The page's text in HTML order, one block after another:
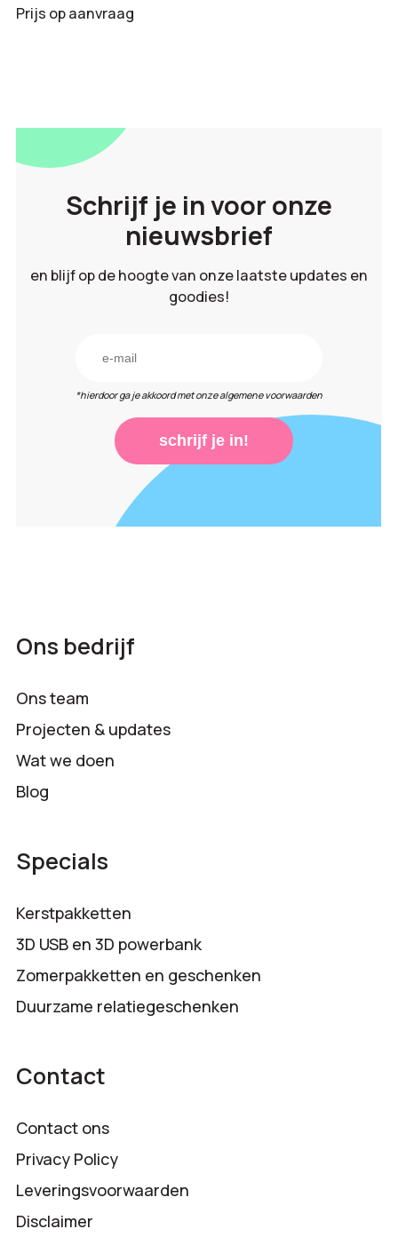
Prijs op aanvraag
Schrijf je in voor onze
nieuwsbrief
en blijf op de hoogte van onze laatste updates en
goodies!
*hierdoor ga je akkoord met onze algemene voorwaarden
schrijf je in!
Ons bedrijf
Ons team
Projecten & updates
Wat we doen
Blog
Specials
Kerstpakketten
3D USB en 3D powerbank
Zomerpakketten en geschenken
Duurzame relatiegeschenken
Contact
Contact ons
Privacy Policy
Leveringsvoorwaarden
Disclaimer